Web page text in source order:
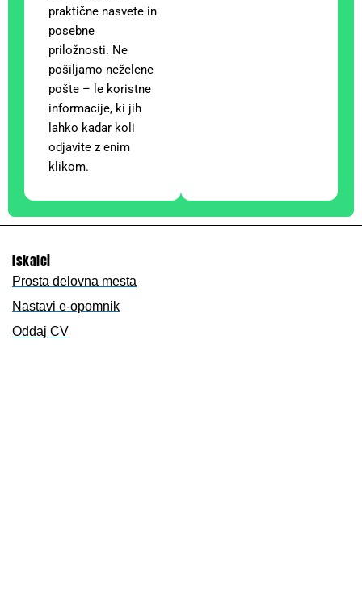
praktične nasvete in
posebne
priložnosti. Ne
pošiljamo neželene
pošte – le koristne
informacije, ki jih
lahko kadar koli
odjavite z enim
klikom.
Iskalci
Prosta delovna mesta
Nastavi e-opomnik
Oddaj CV